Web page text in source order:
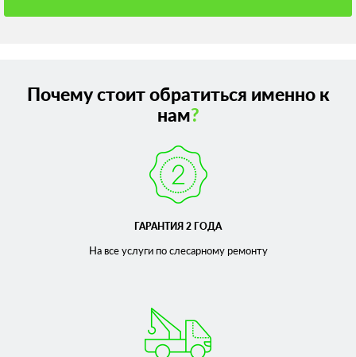
Почему стоит обратиться именно к
нам?
ГАРАНТИЯ 2 ГОДА
На все услуги по слесарномуремонту